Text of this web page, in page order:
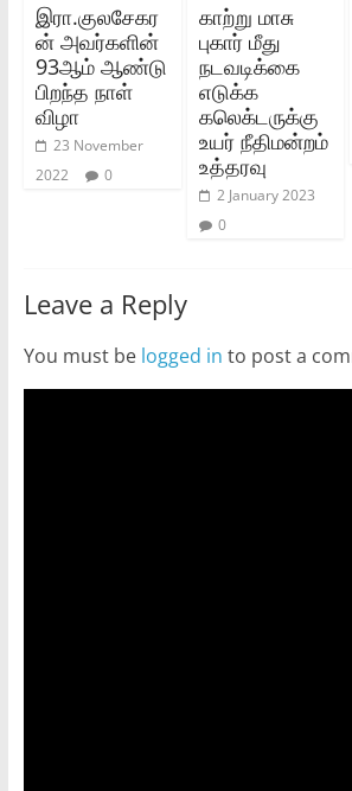
இரா.குலசேகர
ன் அவர்களின்
93ஆம் ஆண்டு
பிறந்த நாள்
விழா
23 November
2022
0
காற்று மாசு
புகார் மீது
நடவடிக்கை
எடுக்க
கலெக்டருக்கு
உயர் நீதிமன்றம்
உத்தரவு
2 January 2023
0
Leave a Reply
You must be logged in to post a